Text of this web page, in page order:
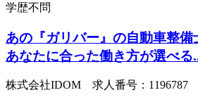
学歴不問
あの『ガリバー』の自動車整備
あなたに合った働き方が選べる
株式会社IDOM 求人番号：1196787